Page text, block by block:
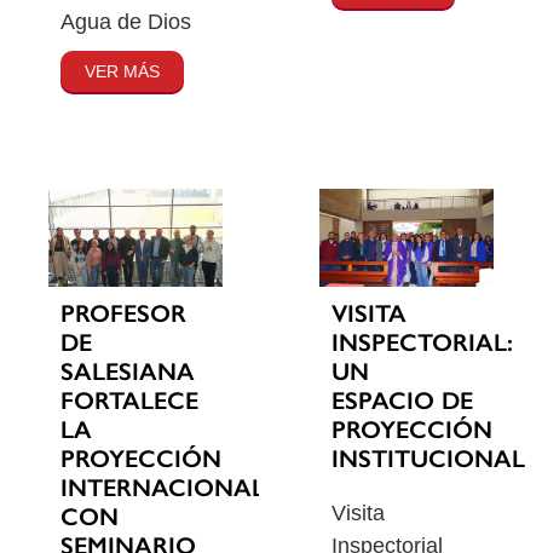
Agua de Dios
VER MÁS
PROFESOR
DE
SALESIANA
FORTALECE
LA
PROYECCIÓN
INTERNACIONAL
CON
SEMINARIO
VISITA
INSPECTORIAL:
UN
ESPACIO DE
PROYECCIÓN
INSTITUCIONAL
Visita
Inspectorial